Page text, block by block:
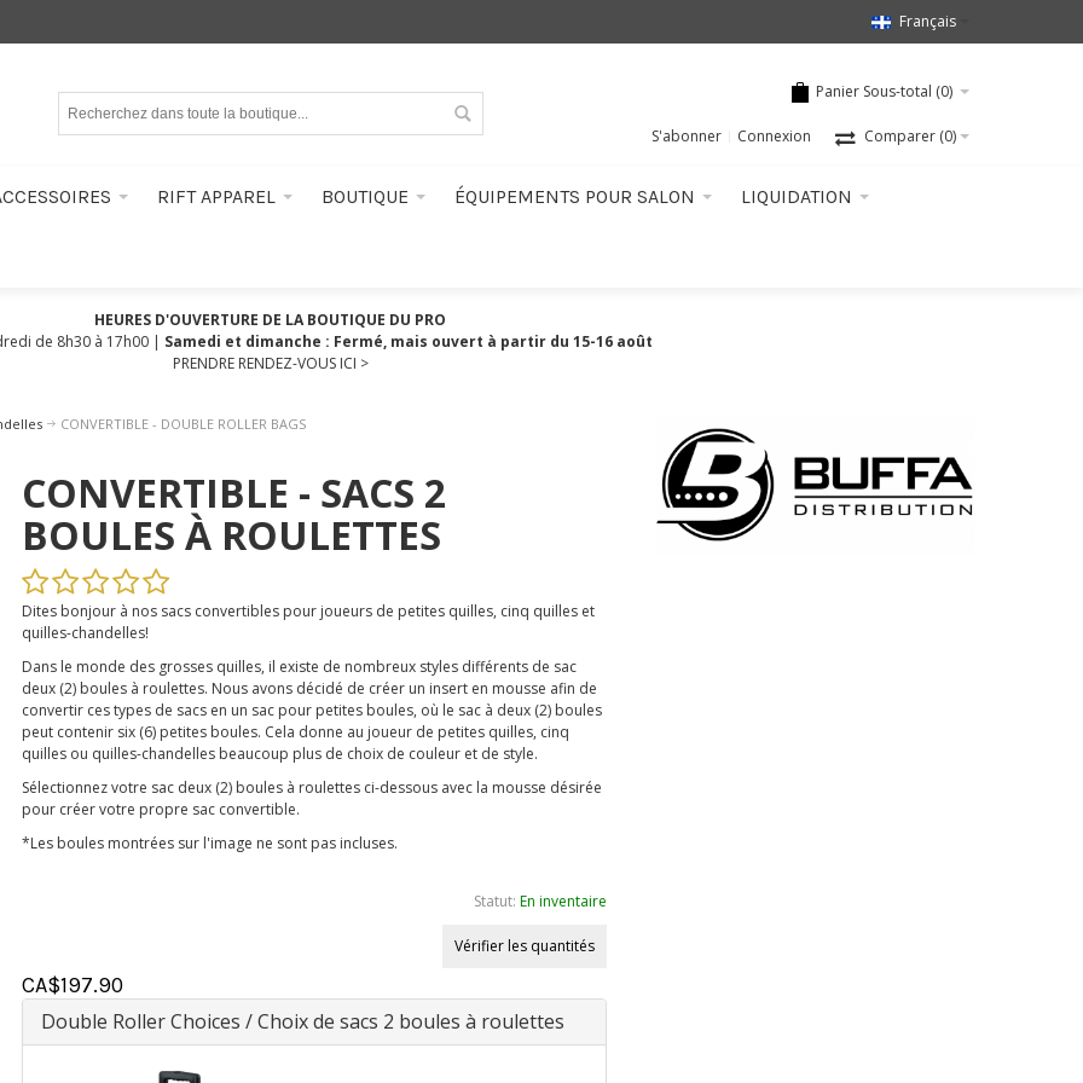
Français
Panier Sous-total (0)
Comparer (0)
S'abonner Connexion
RIFT APPAREL BOUTIQUE ÉQUIPEMENTS POUR SALON LIQUIDATION
HEURES D'OUVERTURE DE LA BOUTIQUE DU PRO
de 8h30 à 17h00 | Samedi et dimanche : Fermé, mais ouvert à partir du 15-16 août
PRENDRE RENDEZ-VOUS ICI >
CONVERTIBLE - DOUBLE ROLLER BAGS
CONVERTIBLE - SACS 2
BOULES À ROULETTES
Dites bonjour à nos sacs convertibles pour joueurs de petites quilles, cinq quilles et
quilles-chandelles!
Dans le monde des grosses quilles, il existe de nombreux styles différents de sac
deux (2) boules à roulettes. Nous avons décidé de créer un insert en mousse afin de
convertir ces types de sacs en un sac pour petites boules, où le sac à deux (2) boules
peut contenir six (6) petites boules. Cela donne au joueur de petites quilles, cinq
quilles ou quilles-chandelles beaucoup plus de choix de couleur et de style.
Sélectionnez votre sac deux (2) boules à roulettes ci-dessous avec la mousse désirée
pour créer votre propre sac convertible.
*Les boules montrées sur l'image ne sont pas incluses.
Statut: En inventaire
Vérifier les quantités
CA$197.90
Double Roller Choices / Choix de sacs 2 boules à roulettes